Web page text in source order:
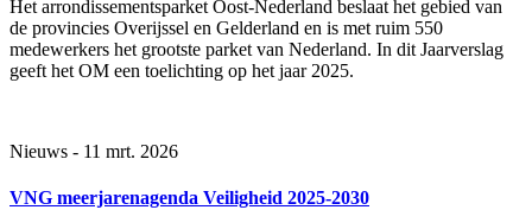
Het arrondissementsparket Oost-Nederland beslaat het gebied van
de provincies Overijssel en Gelderland en is met ruim 550
medewerkers het grootste parket van Nederland. In dit Jaarverslag
geeft het OM een toelichting op het jaar 2025.
Nieuws - 11 mrt. 2026
VNG meerjarenagenda Veiligheid 2025-2030